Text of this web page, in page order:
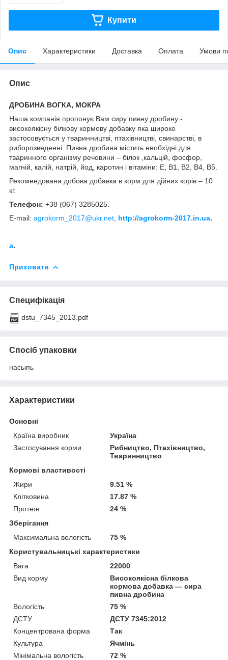
Купити
Опис Характеристики Доставка Оплата Умови
Опис
ДРОБИНА ВОГКА, МОКРА
Наша компанія пропонує Вам сиру пивну дробину -
високоякісну білкову кормову добавку яка широко
застосовується у тваринництві, птахівництві, свинарстві, в
риборозведенні. Пивна дробина містить необхідні для
тваринного організму речовини – білок ,кальцій, фосфор,
магній, калій, натрій, йод, каротин і вітаміни: Е, В1, В2, В4, В5.
Рекомендована добова добавка в корм для дійних корів – 10
кг.
Телефон: +38 (067) 3285025.
E-mail: agrokorm_2017@ukr.net http://agrokorm-2017.in.ua.
a.
Приховати
Специфікація
dstu_7345_2013.pdf
Спосіб упаковки
насыпь
Характеристики
Основні
Країна виробник
Україна
Застосування корми
Рибництво, Птахівництво,
Тваринництво
Кормові властивості
Жири
9.51 %
Клітковина
17.87 %
Протеїн
24 %
Зберігання
Максимальна вологість
75 %
Користувальницькі характеристики
Вага
22000
Вид корму
Високоякісна білкова
кормова добавка — сира
пивна дробина
Вологість
75 %
ДСТУ
ДСТУ 7345:2012
Концентрована форма
Так
Культура
Ячмінь
Мінімальна вологість
72 %